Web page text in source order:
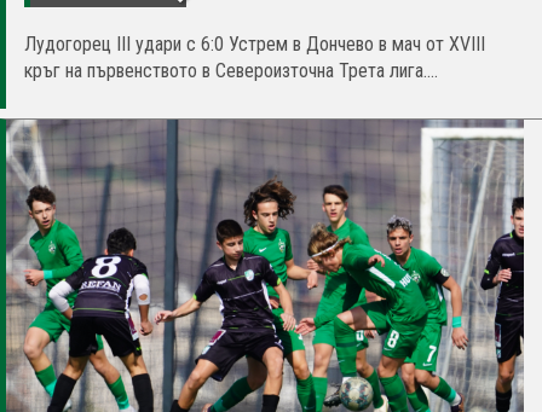
Лудогорец III удари с 6:0 Устрем в Дончево в мач от XVIII
кръг на първенството в Североизточна Трета лига....